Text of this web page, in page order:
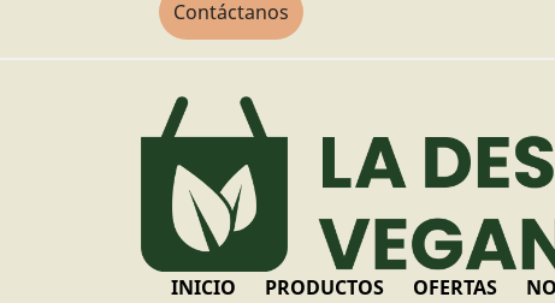
Contáctanos
INICIO PRODUCTOS OFERTAS